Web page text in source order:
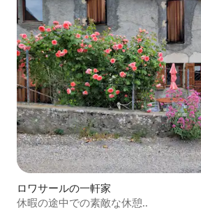
ロワサールの一軒家
休暇の途中での素敵な休憩..